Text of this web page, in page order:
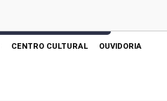
CENTRO CULTURAL OUVIDORIA